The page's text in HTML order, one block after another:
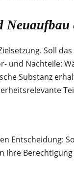
Soll
und Nachteile:
Substanz
Entscheidung:
ihre